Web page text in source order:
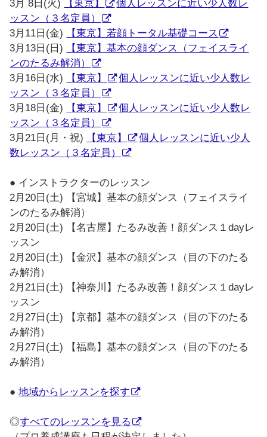
3月 8日(火) 【東京】
個人レッスンに近い少人数レ
ッスン（３名定員）
3月11日(金)
【東京】若顔トータル基礎コース
3月13日(日)
【東京】基本の顔ダンス（フェイスライ
ンのたるみ解消）
3月16日(水)
【東京】
個人レッスンに近い少人数レ
ッスン（３名定員）
3月18日(金)
【東京】
個人レッスンに近い少人数レ
ッスン（３名定員）
3月21日(月・祝)
【東京】
個人レッスンに近い少人
数レッスン（３名定員）
● インストラクターのレッスン
2月20日(土) 【宮城】基本の顔ダンス（フェイスライ
ンのたるみ解消）
2月20日(土) 【名古屋】たるみ改善！顔ダンス１dayレ
ッスン
2月20日(土) 【金沢】基本の顔ダンス（目の下のたる
み解消）
2月21日(土) 【神奈川】たるみ改善！顔ダンス１dayレ
ッスン
2月27日(土) 【京都】基本の顔ダンス（目の下のたる
み解消）
2月27日(土) 【福島】基本の顔ダンス（目の下のたる
み解消）
●地域からレッスンを探す
◎すべてのレッスンを見る